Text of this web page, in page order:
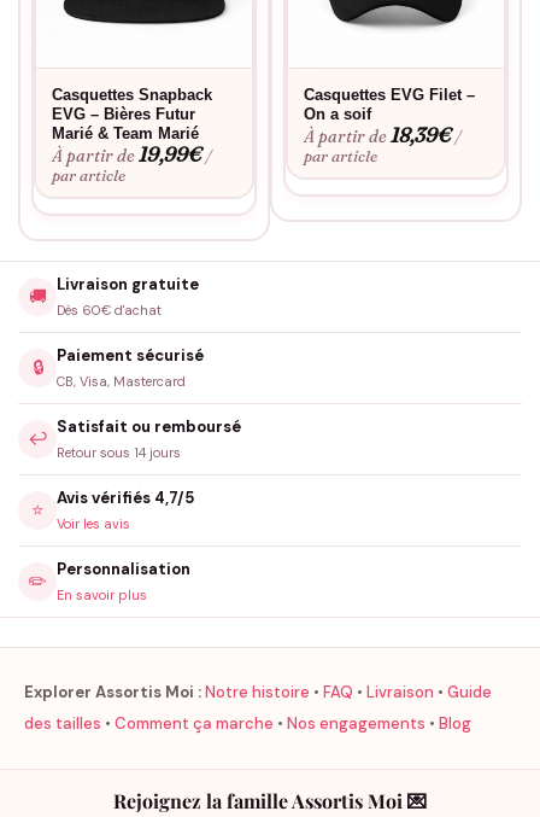
Casquettes Snapback
EVG – Bières Futur
Marié & Team Marié
À partir de19,99€ /
par article
Casquettes EVG Filet –
On a soif
À partir de18,39€ /
par article
🚚
Livraison gratuite
Dès 60€ d'achat
🔒
Paiement sécurisé
CB, Visa, Mastercard
↩️
Satisfait ou remboursé
Retour sous 14 jours
⭐
Avis vérifiés 4,7/5
Voir les avis
✏️
Personnalisation
En savoir plus
Explorer Assortis Moi :Notre histoire • FAQ • Livraison • Guide
des tailles • Comment ça marche • Nos engagements • Blog
Rejoignez la famille Assortis Moi 💌